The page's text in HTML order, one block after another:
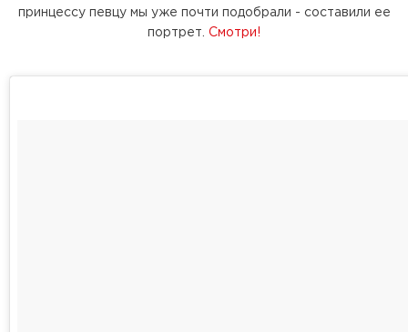
принцессу певцу мы уже почти подобрали - составили ее
портрет. Смотри!